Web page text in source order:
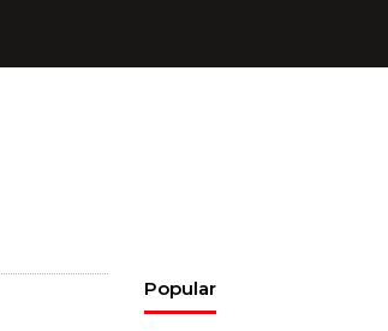
Popular